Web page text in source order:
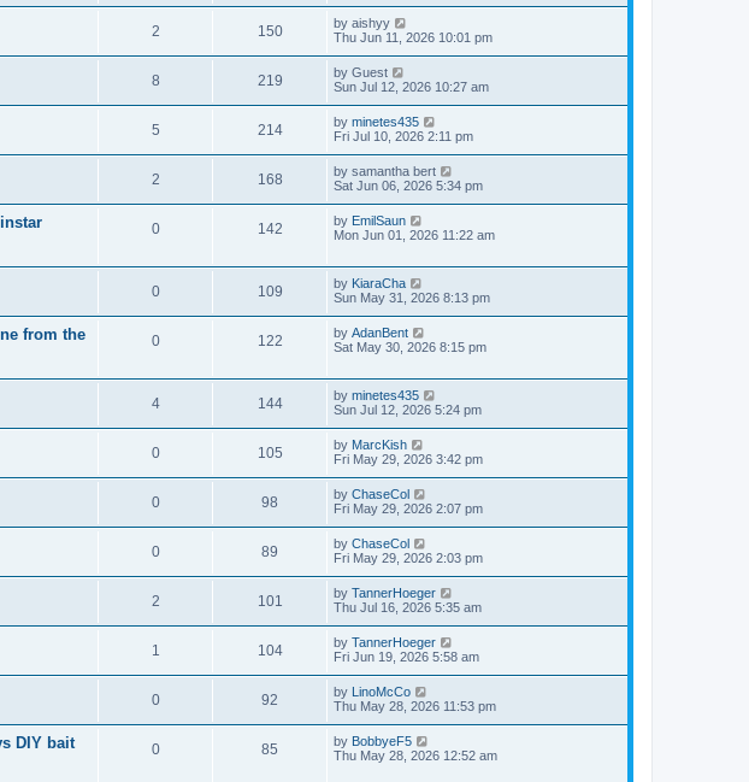
2 150 by aishyy
Thu Jun 11, 2026 10:01 pm
8 219 by Guest
Sun Jul 12, 2026 10:27 am
5 214 by minetes435
Fri Jul 10, 2026 2:11 pm
2 168 by samantha bert
Sat Jun 06, 2026 5:34 pm
0 142 by EmilSaun
Mon Jun 01, 2026 11:22 am
0 109 by KiaraCha
Sun May 31, 2026 8:13 pm
from the
0 122 by AdanBent
Sat May 30, 2026 8:15 pm
4 144 by minetes435
Sun Jul 12, 2026 5:24 pm
0 105 by MarcKish
Fri May 29, 2026 3:42 pm
0 98 by ChaseCol
Fri May 29, 2026 2:07 pm
0 89 by ChaseCol
Fri May 29, 2026 2:03 pm
2 101 by TannerHoeger
Thu Jul 16, 2026 5:35 am
1 104 by TannerHoeger
Fri Jun 19, 2026 5:58 am
0 92 by LinoMcCo
Thu May 28, 2026 11:53 pm
DIY bait
0 85 by BobbyeF5
Thu May 28, 2026 12:52 am